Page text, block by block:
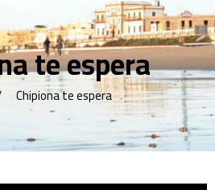
te espera
Chipiona te espera